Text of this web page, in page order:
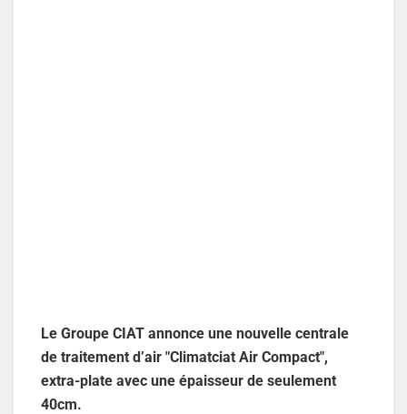
Le Groupe CIAT annonce une nouvelle centrale
de traitement d’air "Climatciat Air Compact",
extra-plate avec une épaisseur de seulement
40cm.